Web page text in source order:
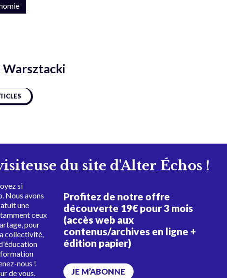
Warsztacki
du site d'Alter Échos !
si
Nous avons
une
ceux
pour
collectivité,
nous !
de vous.
Profitez de notre offre
découverte 19€ pour 3 mois
(accès web aux
contenus/archives en ligne +
édition papier)
JE M’ABONNE